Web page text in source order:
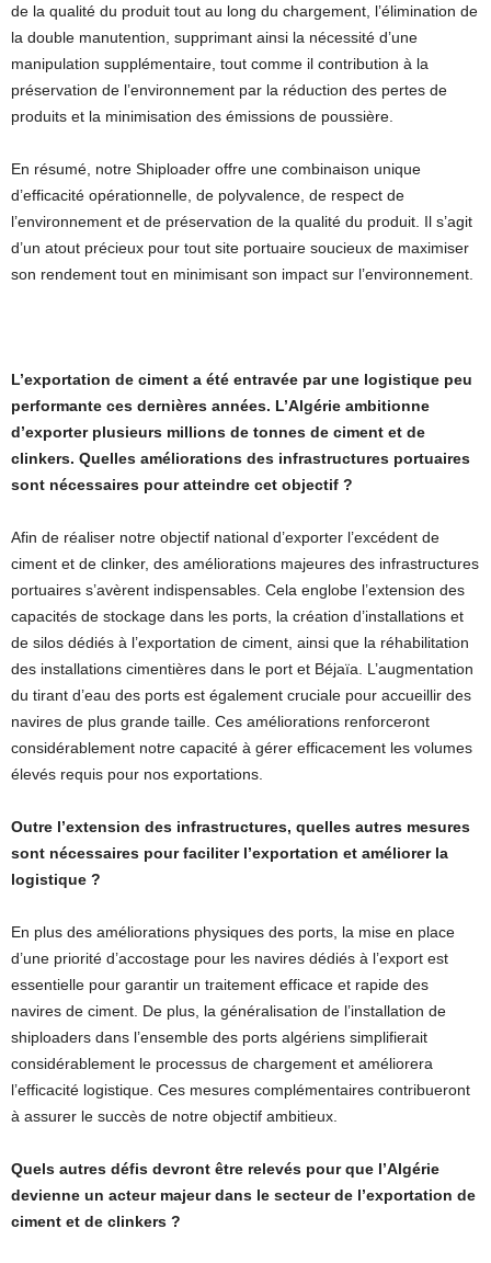
de la qualité du produit tout au long du chargement, l’élimination de
la double manutention, supprimant ainsi la nécessité d’une
manipulation supplémentaire, tout comme il contribution à la
préservation de l’environnement par la réduction des pertes de
produits et la minimisation des émissions de poussière.
En résumé, notre Shiploader offre une combinaison unique
d’efficacité opérationnelle, de polyvalence, de respect de
l’environnement et de préservation de la qualité du produit. Il s’agit
d’un atout précieux pour tout site portuaire soucieux de maximiser
son rendement tout en minimisant son impact sur l’environnement.
L’exportation de ciment a été entravée par une logistique peu
performante ces dernières années. L’Algérie ambitionne
d’exporter plusieurs millions de tonnes de ciment et de
clinkers. Quelles améliorations des infrastructures portuaires
sont nécessaires pour atteindre cet objectif ?
Afin de réaliser notre objectif national d’exporter l’excédent de
ciment et de clinker, des améliorations majeures des infrastructures
portuaires s’avèrent indispensables. Cela englobe l’extension des
capacités de stockage dans les ports, la création d’installations et
de silos dédiés à l’exportation de ciment, ainsi que la réhabilitation
des installations cimentières dans le port et Béjaïa. L’augmentation
du tirant d’eau des ports est également cruciale pour accueillir des
navires de plus grande taille. Ces améliorations renforceront
considérablement notre capacité à gérer efficacement les volumes
élevés requis pour nos exportations.
Outre l’extension des infrastructures, quelles autres mesures
sont nécessaires pour faciliter l’exportation et améliorer la
logistique ?
En plus des améliorations physiques des ports, la mise en place
d’une priorité d’accostage pour les navires dédiés à l’export est
essentielle pour garantir un traitement efficace et rapide des
navires de ciment. De plus, la généralisation de l’installation de
shiploaders dans l’ensemble des ports algériens simplifierait
considérablement le processus de chargement et améliorera
l’efficacité logistique. Ces mesures complémentaires contribueront
à assurer le succès de notre objectif ambitieux.
Quels autres défis devront être relevés pour que l’Algérie
devienne un acteur majeur dans le secteur de l’exportation de
ciment et de clinkers ?